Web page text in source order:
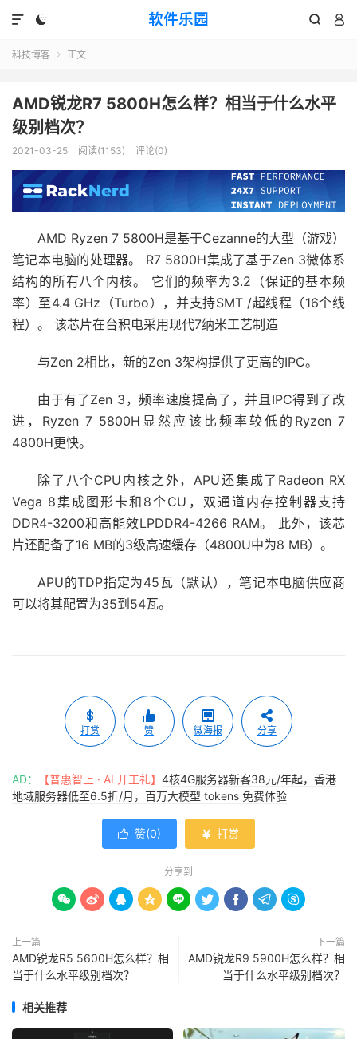
软件乐园 
 

科技博客  正文
AMD锐龙R7 5800H怎么样？相当于什么水平
级别档次？
2021-03-25 阅读(1153) 评论(0)
AMD Ryzen 7 5800H是基于Cezanne的大型（游戏）
笔记本电脑的处理器。 R7 5800H集成了基于Zen 3微体系
结构的所有八个内核。 它们的频率为3.2（保证的基本频
率）至4.4 GHz（Turbo），并支持SMT /超线程（16个线
程）。 该芯片在台积电采用现代7纳米工艺制造
与Zen 2相比，新的Zen 3架构提供了更高的IPC。
由于有了Zen 3，频率速度提高了，并且IPC得到了改
进，Ryzen 7 5800H显然应该比频率较低的Ryzen 7
4800H更快。
除了八个CPU内核之外，APU还集成了Radeon RX
Vega 8集成图形卡和8个CU，双通道内存控制器支持
DDR4-3200和高能效LPDDR4-4266 RAM。 此外，该芯
片还配备了16 MB的3级高速缓存（4800U中为8 MB）。
APU的TDP指定为45瓦（默认），笔记本电脑供应商
可以将其配置为35到54瓦。
打赏 赞 微海报 分享
AD： 【普惠智上 · AI 开工礼】 4核4G服务器新客38元/年起，香港
地域服务器低至6.5折/月，百万大模型 tokens 免费体验
 赞(0)  打赏
分享到
        
上一篇
AMD锐龙R5 5600H怎么样？相
当于什么水平级别档次？
下一篇
AMD锐龙R9 5900H怎么样？相
当于什么水平级别档次？
相关推荐